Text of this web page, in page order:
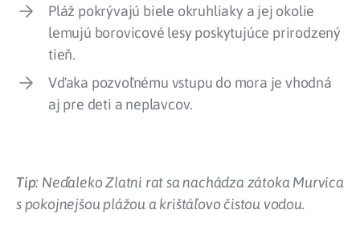
Pláž pokrývajú biele okruhliaky a jej okolie
lemujú borovicové lesy poskytujúce prirodzený
tieň.
Vďaka pozvoľnému vstupu do mora je vhodná
aj pre deti a neplavcov.
Tip: Neďaleko Zlatni rat sa nachádza zátoka Murvica
s pokojnejšou plážou a krištáľovo čistou vodou.